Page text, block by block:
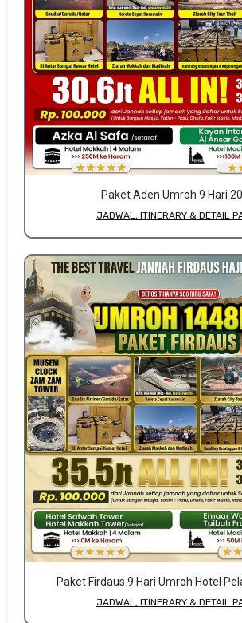
Paket Aden Umroh 9 Hari
JADWAL, ITINERARY & DETAIL
Paket Firdaus 9 Hari Umroh Hotel
JADWAL, ITINERARY & DETAIL